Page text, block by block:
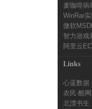
麦咖啡病
WinRar
微软
智力游戏
阿里云
Links
心蓝数据
农民·酷网
北漂书生